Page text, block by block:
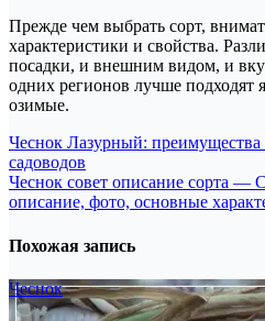
Прежде чем выбрать сорт,
характеристики и свойства.
посадки, и внешним видом, и
одних регионов лучше подходят
озимые.
Навигация
по
записям
Чеснок Лазурный: преимущества
садоводов
Чеснок совет описание сорта —
описание, фото, основные
Похожая запись
Чеснок